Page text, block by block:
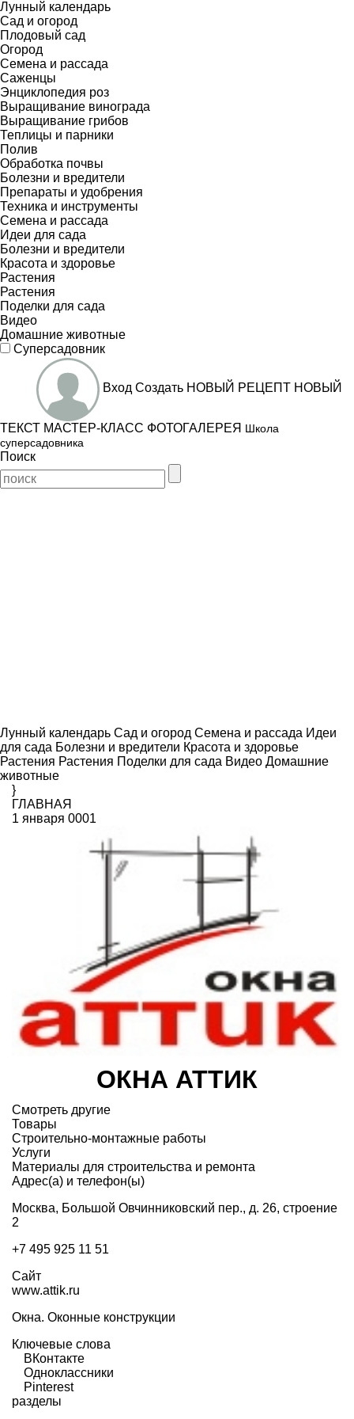
Лунный календарь
Сад и огород
Плодовый сад
Огород
Семена и рассада
Саженцы
Энциклопедия роз
Выращивание винограда
Выращивание грибов
Теплицы и парники
Полив
Обработка почвы
Болезни и вредители
Препараты и удобрения
Техника и инструменты
Семена и рассада
Идеи для сада
Болезни и вредители
Красота и здоровье
Растения
Растения
Поделки для сада
Видео
Домашние животные
Суперсадовник
Вход Создать НОВЫЙ РЕЦЕПТ НОВЫЙ
ТЕКСТ МАСТЕР-КЛАСС ФОТОГАЛЕРЕЯ Школа
суперсадовника
Поиск
Лунный календарь Сад и огород Семена и рассада Идеи
для сада Болезни и вредители Красота и здоровье
Растения Растения Поделки для сада Видео Домашние
животные
}
ГЛАВНАЯ
1 января 0001
ОКНА АТТИК
Смотреть другие
Товары
Строительно-монтажные работы
Услуги
Материалы для строительства и ремонта
Адрес(а) и телефон(ы)
Москва, Большой Овчинниковский пер., д. 26, строение
2
+7 495 925 11 51
Сайт
www.attik.ru
Окна. Оконные конструкции
Ключевые слова
ВКонтакте
Одноклассники
Pinterest
разделы